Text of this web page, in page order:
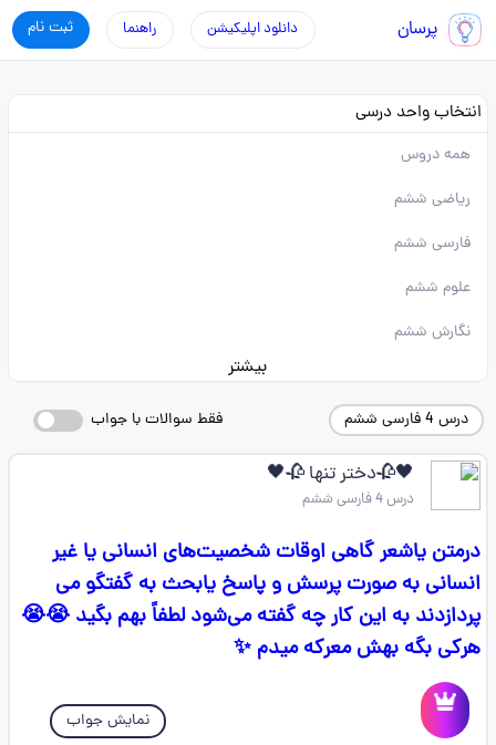
پرسان ثبت نام راهنما دانلود اپلیکیشن
انتخاب واحد درسی
همه دروس
ریاضی ششم
فارسی ششم
علوم ششم
نگارش ششم
بیشتر
درس 4 فارسی ششم فقط سوالات با جواب
🖤🥀دختر تنها 🥀🖤
درس 4 فارسی ششم
درمتن یاشعر گاهی اوقات شخصیت‌های انسانی یا غیر
انسانی به صورت پرسش و پاسخ یابحث به گفتگو می
پردازدند به این کار چه گفته می‌شود لطفاً بهم بگید 😭😭
هرکی بگه بهش معرکه میدم ✨
نمایش جواب